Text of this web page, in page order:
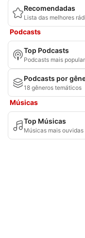
Recomendadas
Lista das melhores
Podcasts
Top Podcasts
Podcasts mais
Podcasts por
18 gêneros temáticos
Músicas
Top Músicas
Músicas mais ouvidas